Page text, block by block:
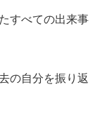
すべての出来事
の自分を振り返